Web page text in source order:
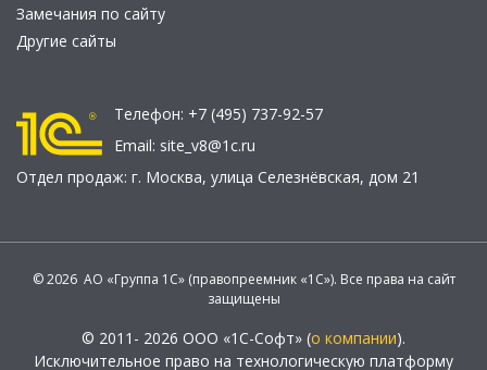
Замечания по сайту
Другие сайты
Телефон: +7 (495) 737-92-57
Email: site_v8@1c.ru
Отдел продаж: г. Москва, улица Селезнёвская, дом 21
© 2026 АО «Группа 1С» (правопреемник «1С»). Все права на сайт
защищены
© 2011- 2026 ООО «1С-Софт» (о компании).
Исключительное право на технологическую платформу